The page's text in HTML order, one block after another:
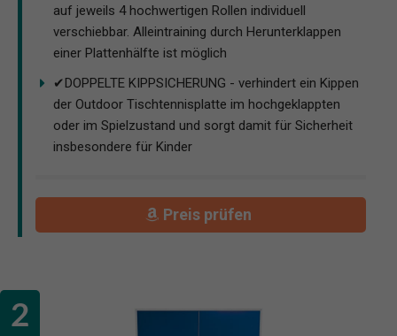
auf jeweils 4 hochwertigen Rollen individuell
verschiebbar. Alleintraining durch Herunterklappen
einer Plattenhälfte ist möglich
✔DOPPELTE KIPPSICHERUNG - verhindert ein Kippen
der Outdoor Tischtennisplatte im hochgeklappten
oder im Spielzustand und sorgt damit für Sicherheit
insbesondere für Kinder
Preis prüfen